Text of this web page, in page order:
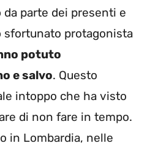
parte dei presenti e
sfortunato protagonista
potuto
e salvo. Questo
intoppo che ha visto
di non fare in tempo.
in Lombardia, nelle